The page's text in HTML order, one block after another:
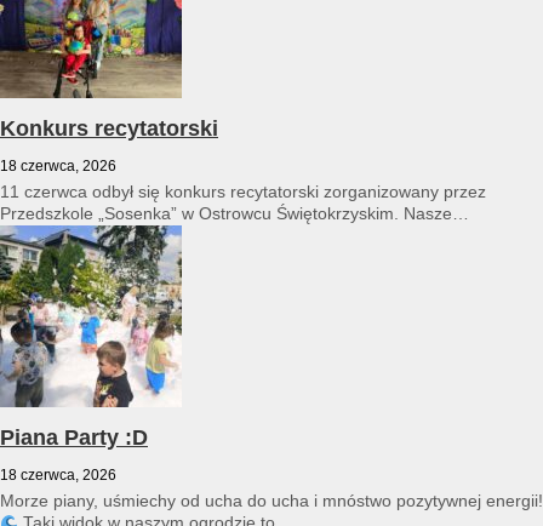
Konkurs recytatorski
18 czerwca, 2026
11 czerwca odbył się konkurs recytatorski zorganizowany przez
Przedszkole „Sosenka” w Ostrowcu Świętokrzyskim. Nasze
przedszkole reprezentował Franciszek Karpiński...
Piana Party :D
18 czerwca, 2026
Morze piany, uśmiechy od ucha do ucha i mnóstwo pozytywnej energii!